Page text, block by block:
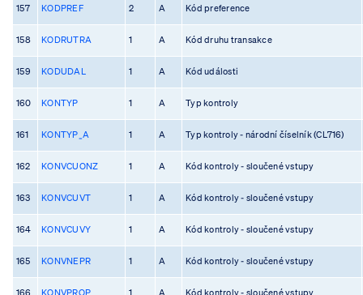
157 KODPREF 2 A Kód preference
158 KODRUTRA 1 A Kód druhu transakce
159 KODUDAL 1 A Kód události
160 KONTYP 1 A Typ kontroly
161 KONTYP_A 1 A Typ kontroly - národní číselník (CL716)
162 KONVCUONZ 1 A Kód kontroly - sloučené vstupy
163 KONVCUVT 1 A Kód kontroly - sloučené vstupy
164 KONVCUVY 1 A Kód kontroly - sloučené vstupy
165 KONVNEPR 1 A Kód kontroly - sloučené vstupy
166 KONVPROP 1 A Kód kontroly - sloučené vstupy